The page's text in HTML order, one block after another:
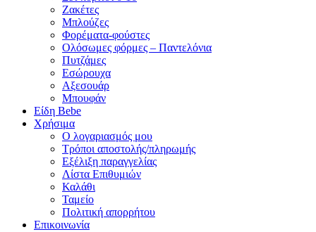
Ζακέτες
Μπλούζες
Φορέματα-φούστες
Ολόσωμες φόρμες – Παντελόνια
Πυτζάμες
Εσώρουχα
Αξεσουάρ
Μπουφάν
Είδη Bebe
Χρήσιμα
Ο λογαριασμός μου
Τρόποι αποστολής/πληρωμής
Εξέλιξη παραγγελίας
Λίστα Επιθυμιών
Καλάθι
Ταμείο
Πολιτική απορρήτου
Επικοινωνία